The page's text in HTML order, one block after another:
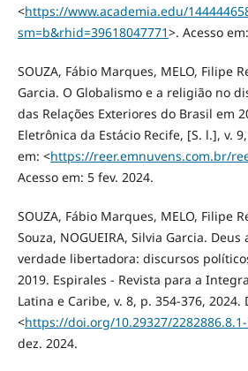
<https://www.academia.edu/
sm=b&rhid=39618047771>. Acesso
SOUZA, Fábio Marques, MELO, Filipe
Garcia. O Globalismo e a religião no
das Relações Exteriores do Brasil em
Eletrônica da Estácio Recife, [S. l.], v.
em: <https://reer.emnuvens.com.br/
Acesso em: 5 fev. 2024.
SOUZA, Fábio Marques, MELO, Filipe
Souza, NOGUEIRA, Silvia Garcia.
verdade libertadora: discursos
2019. Espirales - Revista para a
Latina e Caribe, v. 8, p. 354-376, 2024.
<https://doi.org/10.29327/
dez. 2024.